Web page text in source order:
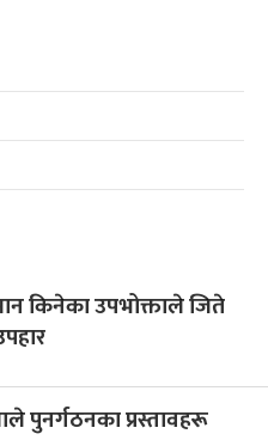
किनेका उपभोक्ताले जिते
पुनर्गठनका प्रस्तावहरू